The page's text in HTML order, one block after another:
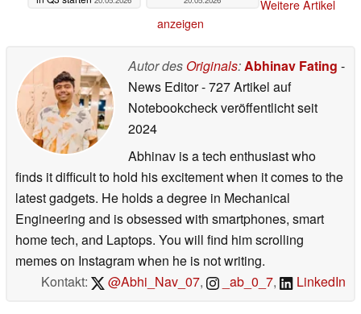
Weitere Artikel
anzeigen
Autor des Originals:Abhinav Fating -
News Editor- 727 Artikel auf
Notebookcheck veröffentlichtseit
2024
Abhinav is a tech enthusiast who
finds it difficult to hold his excitement when it comes to the
latest gadgets. He holds a degree in Mechanical
Engineering and is obsessed with smartphones, smart
home tech, and Laptops. You will find him scrolling
memes on Instagram when he is not writing.
Kontakt:
@Abhi_Nav_07, _ab_0_7, LinkedIn